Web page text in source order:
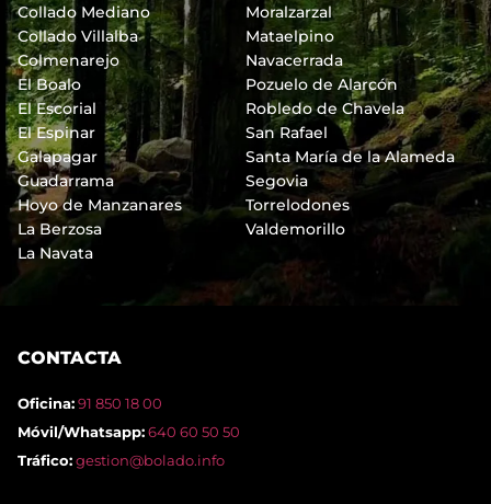
Collado Mediano
Collado Villalba
Colmenarejo
El Boalo
El Escorial
El Espinar
Galapagar
Guadarrama
Hoyo de Manzanares
La Berzosa
La Navata
Moralzarzal
Mataelpino
Navacerrada
Pozuelo de Alarcón
Robledo de Chavela
San Rafael
Santa María de la Alameda
Segovia
Torrelodones
Valdemorillo
CONTACTA
Oficina:91 850 18 00
Móvil/Whatsapp:640 60 50 50
Tráfico:gestion@bolado.info